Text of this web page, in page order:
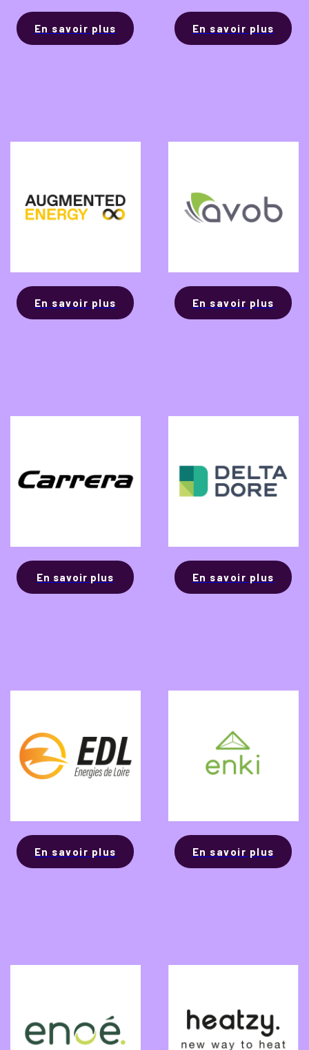
En savoir plus En savoir plus
En savoir plus En savoir plus
En savoir plus En savoir plus
En savoir plus En savoir plus